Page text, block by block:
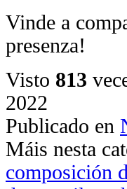
Vinde a
presenza!
Visto 813
2022
Publicado en
Máis nesta
composición